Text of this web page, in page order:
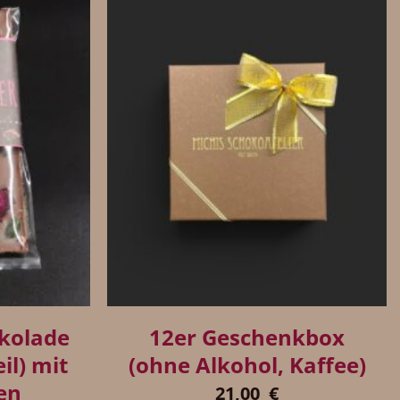
mit
12er Geschenkbox
(ohne Alkohol, Kaffee)
21,00 €